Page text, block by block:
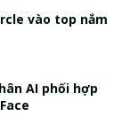
vào top nắm
AI phối hợp